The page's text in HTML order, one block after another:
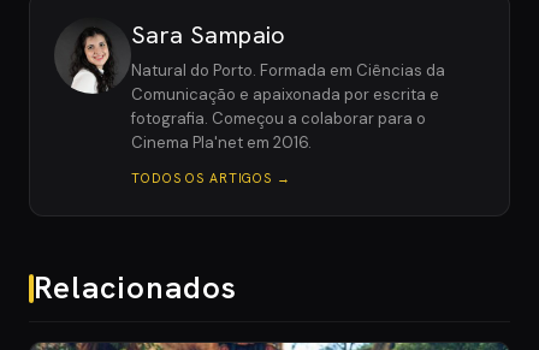
Sara Sampaio
Natural do Porto. Formada em Ciências da
Comunicação e apaixonada por escrita e
fotografia. Começou a colaborar para o
Cinema Pla'net em 2016.
TODOS OS ARTIGOS →
Relacionados